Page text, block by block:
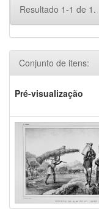
Resultado 1-1 de 1.
Conjunto de itens:
Pré-visualização